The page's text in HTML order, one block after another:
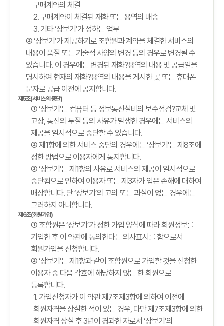
구매계약의 체결
2. 구매계약이 체결된 재화 또는 용역의 배송
3. 기타 ‘장보기’가 정하는 업무
② ‘장보기’가 제공하기로 조합원과 계약을 체결한 서비스의
내용이 품절 또는 기술적 사양의 변경 등의 경우로 변경될 수
있습니다. 이 경우에는 변경된 재화?용역의 내용 및 공급일을
명시하여 현재의 재화?용역의 내용을 게시한 곳 또는 휴대폰
문자로 공급 이전에 공지합니다.
제5조(서비스의 중단)
① ‘장보기’는 컴퓨터 등 정보통신설비의 보수점검?교체 및
고장, 통신의 두절 등의 사유가 발생한 경우에는 서비스의
제공을 일시적으로 중단할 수 있습니다.
② 제1항에 의한 서비스 중단의 경우에는 ‘장보기’는 제8조에
정한 방법으로 이용자에게 통지합니다.
③ ‘장보기’는 제1항의 사유로 서비스의 제공이 일시적으로
중단됨으로 인하여 이용자 또는 제3자가 입은 손해에 대하여
배상합니다. 단 ‘장보기’의 고의 또는 과실이 없는 경우에는
그러하지 아니합니다.
제6조(회원가입)
① 조합원은 ‘장보기’가 정한 가입 양식에 따라 회원정보를
기입한 후 이 약관에 동의한다는 의사표시를 함으로서
회원가입을 신청합니다.
② ‘장보기’는 제1항과 같이 조합원으로 가입할 것을 신청한
이용자 중 다음 각호에 해당하지 않는 한 회원으로
등록합니다.
1. 가입신청자가 이 약관 제7조제3항에 의하여 이전에
회원자격을 상실한 적이 있는 경우, 다만 제7조제3항에 의한
회원자격 상실 후 3년이 경과한 자로서 ‘장보기’의